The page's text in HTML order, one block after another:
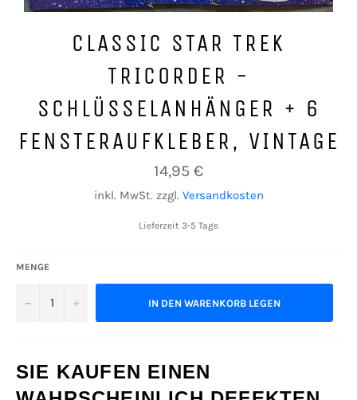
CLASSIC STAR TREK
TRICORDER -
SCHLÜSSELANHÄNGER + 6
FENSTERAUFKLEBER, VINTAGE
Normaler
Preis
14,95 €
inkl. MwSt. zzgl. Versandkosten
Lieferzeit 3-5 Tage
MENGE
− + IN DEN WARENKORB LEGEN
SIE KAUFEN EINEN